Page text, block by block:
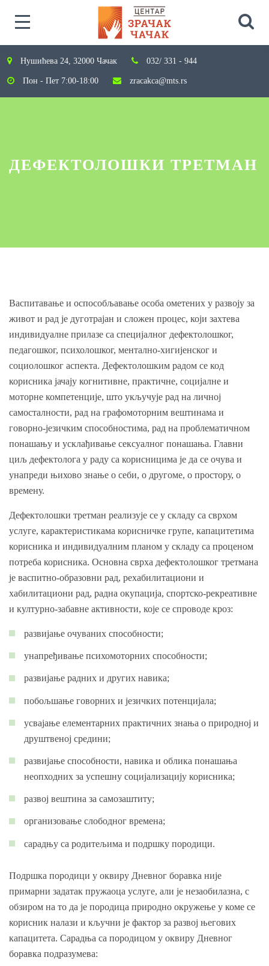
Нушићева 24, 32000 Чачак 032/ 331 - 944
Пон - Пет 7:00-18:00 zracakca@mts.rs
ДЕФЕКТОЛОШКИ ТРЕТМАН
Васпитавање и оспособљавање особа ометених у развоју за
живот и рад је дуготрајан и сложен процес, који захтева
индивидуалне прилазе са специјалног дефектолошког,
педагошког, психолошког, ментално-хигијенског и
социолошког аспекта. Дефектолошким радом се код
корисника јачају когнитивне, практичне, социјалне и
моторне компетенције, што укључује рад на личној
самосталности, рад на графомоторним вештинама и
говорно-језичким способностима, рад на проблематичном
понашању и усклађивање сексуалног понашања. Главни
циљ дефектолога у раду са корисницима је да се очува и
унапреди њихово знање о себи, о другоме, о простору, о
времену.
Дефектолошки третман реализује се у складу са сврхом
услуге, карактеристикама корисничке групе, капацитетима
корисника и индивидуалним планом у складу са проценом
потреба корисника. Основна сврха дефектолошког третмана
је васпитно-образовни рад, рехабилитациони и
хабилитациони рад, радна окупација, спортско-рекреативне
и културно-забавне активности, које се спроводе кроз:
развијање очуваних способности;
унапређивање психомоторних способности;
развијање радних и других навика;
побољшање говорних и језичких потенцијала;
усвајање елементарних практичних знања о природној и
друштвеној средини;
развијање способности, навика и облика понашања
неопходних за успешну социјализацију корисника;
развој вештина за самозаштиту;
организовање слободног времена;
сарадњу са родитељима и подршку породици.
Подршка породици у оквиру Дневног боравка није
примарни задатак пружаоца услуге, али је незаобилазна, с
обзиром на то да је породица природно окружење у коме се
корисник налази и кључни је фактор за развој његових
капацитета. Сарадња са породицом у оквиру Дневног
боравка подразумева: